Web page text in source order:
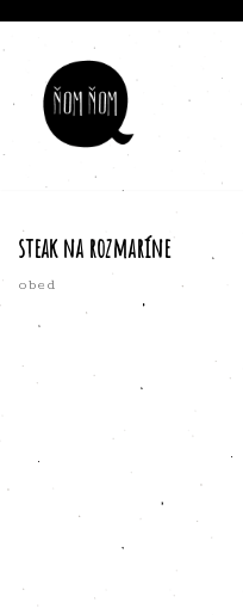
Preskočiť
obsah
steak na rozmaríne
obed